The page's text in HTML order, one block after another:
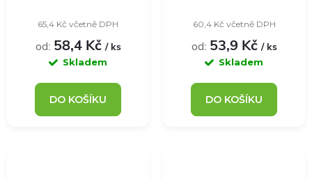
65,4 Kč včetně DPH
od: 58,4 Kč / ks
Skladem
DO KOŠÍKU
60,4 Kč včetně DPH
od: 53,9 Kč / ks
Skladem
DO KOŠÍKU